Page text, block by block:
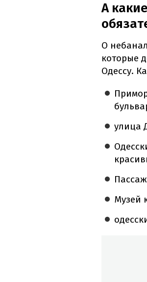
А
О
которые
Одессу.
улица
Музей